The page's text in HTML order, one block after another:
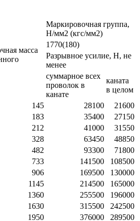
масса
Маркировочная группа,
Н/мм2 (кгс/мм2)
1770(180)
Разрывное усилие, Н, не
менее
суммарное всех
проволок в
канате
каната
в целом
145 28100
21600
183 35400
27150
212 41000
31550
328 63450
48850
482 93300
71800
733 141500
108500
906 169500
130000
1145 214500
165000
1360 255500
196000
1630 315500
242500
1950 376000
289500